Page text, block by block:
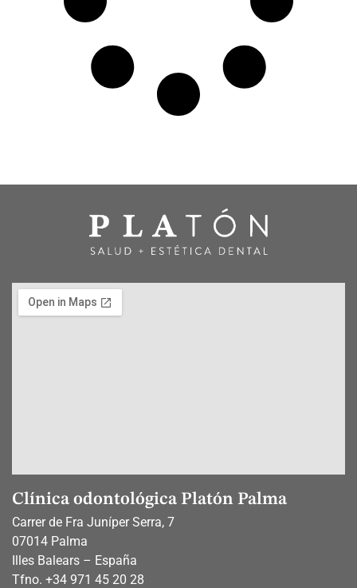
Clínica odontológica Platón Palma
Carrer de Fra Juníper Serra, 7
07014 Palma
Illes Balears – España
Tfno. +34 971 45 20 28